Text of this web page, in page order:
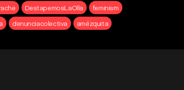
DestapemosLaOlla
feminism
denunciacolectiva amézquita